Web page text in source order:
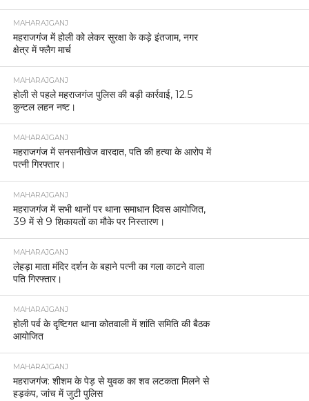
MAHARAJGANJ
महराजगंज में होली को लेकर सुरक्षा के कड़े इंतजाम, नगर
क्षेत्र में फ्लैग मार्च
MAHARAJGANJ
होली से पहले महराजगंज पुलिस की बड़ी कार्रवाई, 12.5
कुन्टल लहन नष्ट।
MAHARAJGANJ
महराजगंज में सनसनीखेज वारदात, पति की हत्या के आरोप में
पत्नी गिरफ्तार।
MAHARAJGANJ
महराजगंज में सभी थानों पर थाना समाधान दिवस आयोजित,
39 में से 9 शिकायतों का मौके पर निस्तारण।
MAHARAJGANJ
लेहड़ा माता मंदिर दर्शन के बहाने पत्नी का गला काटने वाला
पति गिरफ्तार।
MAHARAJGANJ
होली पर्व के दृष्टिगत थाना कोतवाली में शांति समिति की बैठक
आयोजित
MAHARAJGANJ
महराजगंज: शीशम के पेड़ से युवक का शव लटकता मिलने से
हड़कंप, जांच में जुटी पुलिस